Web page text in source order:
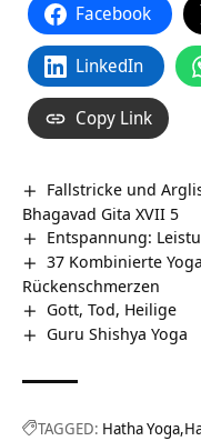
Facebook
LinkedIn
Copy Link
Fallstricke und
Bhagavad Gita XVII 5
Entspannung:
37 Kombinierte
Rückenschmerzen
Gott, Tod, Heilige
Guru Shishya Yoga
TAGGED: Hatha Yoga